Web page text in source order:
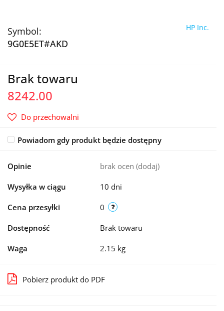
Symbol:
9G0E5ET#AKD
HP Inc.
Brak towaru
8242.00
Do przechowalni
Powiadom gdy produkt będzie dostępny
Opinie brak ocen (dodaj)
Wysyłka w ciągu 10 dni
Cena przesyłki 0
Dostępność Brak towaru
Waga 2.15 kg
Pobierz produkt do PDF